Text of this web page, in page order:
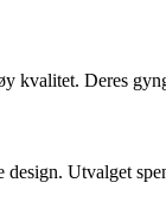
kvalitet. Deres
Utvalget